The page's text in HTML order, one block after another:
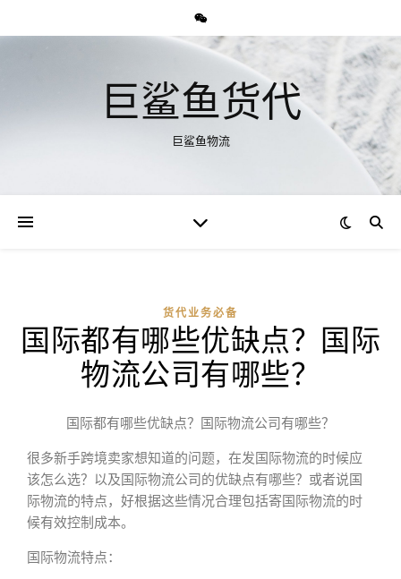
巨鲨鱼货代
巨鲨鱼物流
货代业务必备
国际都有哪些优缺点？国际
物流公司有哪些？
国际都有哪些优缺点？国际物流公司有哪些？
很多新手跨境卖家想知道的问题，在发国际物流的时候应
该怎么选？以及国际物流公司的优缺点有哪些？或者说国
际物流的特点，好根据这些情况合理包括寄国际物流的时
候有效控制成本。
国际物流特点：